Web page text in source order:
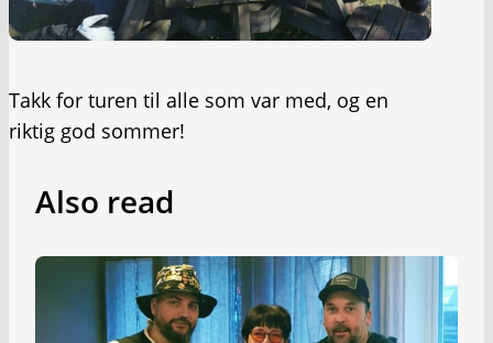
Takk for turen til alle som var med, og en
riktig god sommer!
Also read